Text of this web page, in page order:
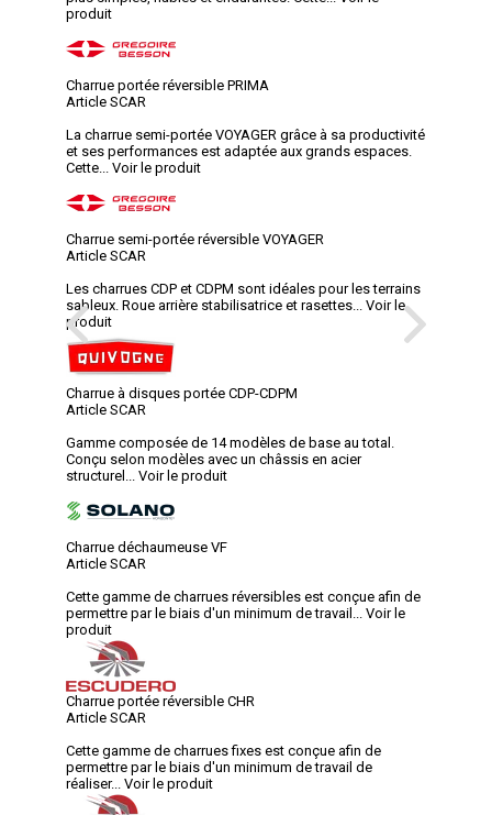
produit
Charrue portée réversible PRIMA
Article SCAR
La charrue semi-portée VOYAGER grâce à sa productivité
et ses performances est adaptée aux grands espaces.
Cette...
Voir le produit
Charrue semi-portée réversible VOYAGER
Article SCAR
Les charrues CDP et CDPM sont idéales pour les terrains
sableux. Roue arrière stabilisatrice et rasettes...
Voir le
produit
Charrue à disques portée CDP-CDPM
Article SCAR
Gamme composée de 14 modèles de base au total.
Conçu selon modèles avec un châssis en acier
structurel...
Voir le produit
Charrue déchaumeuse VF
Article SCAR
Cette gamme de charrues réversibles est conçue afin de
permettre par le biais d'un minimum de travail...
Voir le
produit
Charrue portée réversible CHR
Article SCAR
Cette gamme de charrues fixes est conçue afin de
permettre par le biais d'un minimum de travail de
réaliser...
Voir le produit